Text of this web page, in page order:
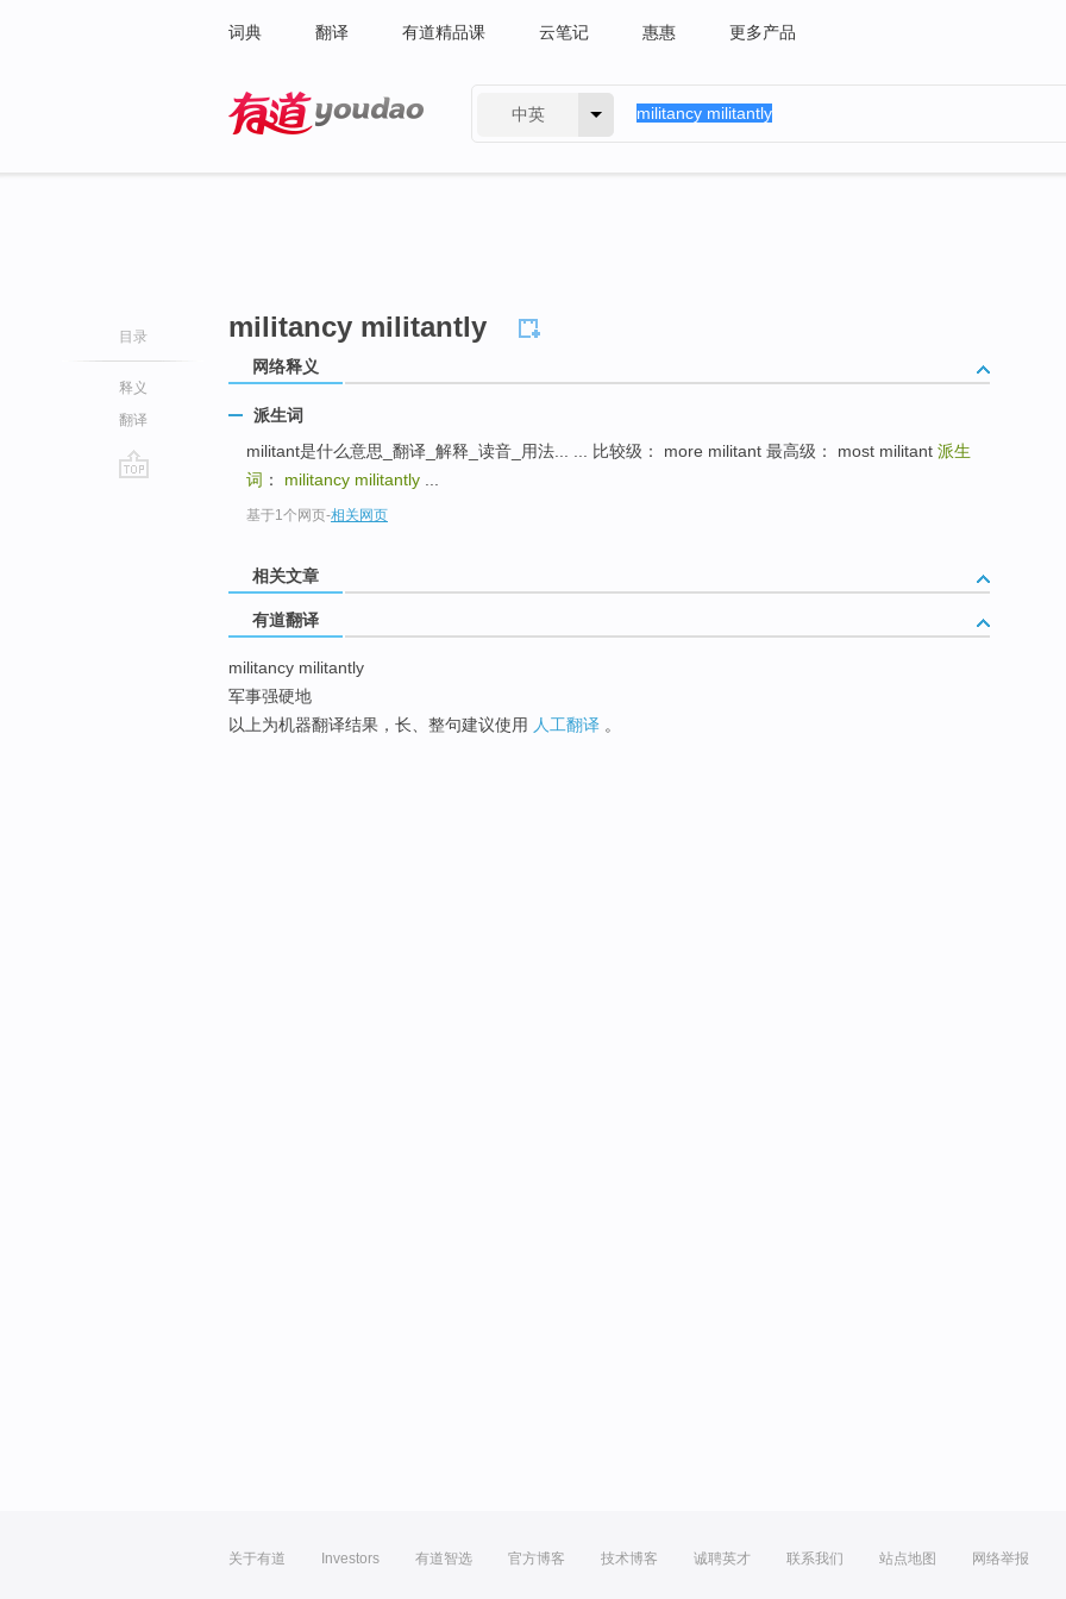
词典 翻译 有道精品课 云笔记 惠惠 更多产品
中英
目录
释义
翻译
militancy militantly
网络释义
派生词
militant是什么意思_翻译_解释_读音_用法... ... 比较级： more militant 最高级： most militant 派生
词 ： militancy militantly
基于1个网页-相关网页
相关文章
有道翻译
militancy militantly
军事强硬地
以上为机器翻译结果，长、整句建议使用 人工翻译 。
关于有道 Investors 有道智选 官方博客 技术博客 诚聘英才 联系我们 站点地图 网络举报